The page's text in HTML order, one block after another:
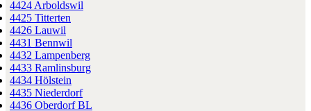
4424 Arboldswil
4425 Titterten
4426 Lauwil
4431 Bennwil
4432 Lampenberg
4433 Ramlinsburg
4434 Hölstein
4435 Niederdorf
4436 Oberdorf BL